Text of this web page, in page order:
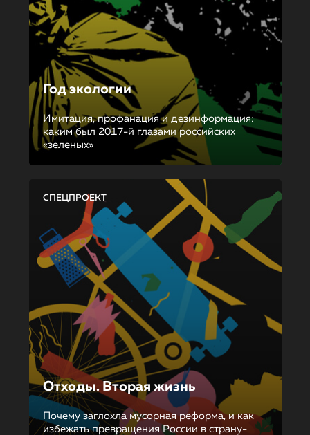
Год экологии
Имитация, профанация и дезинформация:
каким был 2017-й глазами российских
«зеленых»
СПЕЦПРОЕКТ
Отходы. Вторая жизнь
Почему заглохла мусорная реформа, и как
избежать превращения России в страну-